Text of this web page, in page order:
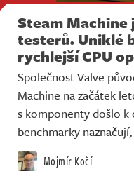
Steam
testerů. Uniklé
rychlejší CPU
Společnost Valve
Machine na začátek
s komponenty došlo
benchmarky
Mojmír Kočí